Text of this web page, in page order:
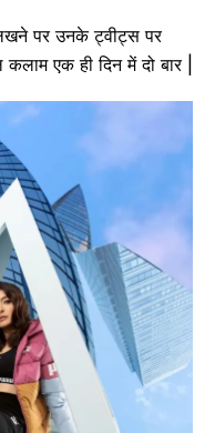
पर उनके ट्वीट्स पर
एक ही दिन में दो बार |